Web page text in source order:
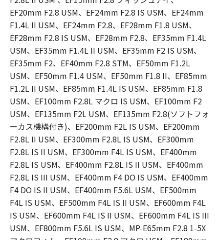
EF20mm F2.8 USM、EF24mm F2.8 IS USM、EF24mm
F1.4L II USM、EF24mm F2.8、EF28mm F1.8 USM、
EF28mm F2.8 IS USM、EF28mm F2.8、EF35mm F1.4L
USM、EF35mm F1.4L II USM、EF35mm F2 IS USM、
EF35mm F2、EF40mm F2.8 STM、EF50mm F1.2L
USM、EF50mm F1.4 USM、EF50mm F1.8 II、EF85mm
F1.2L II USM、EF85mm F1.4L IS USM、EF85mm F1.8
USM、EF100mm F2.8L マクロ IS USM、EF100mm F2
USM、EF135mm F2L USM、EF135mm F2.8(ソフトフォ
ーカス機構付き)、EF200mm F2L IS USM、EF200mm
F2.8L II USM、EF300mm F2.8L IS USM、EF300mm
F2.8L IS II USM、EF300mm F4L IS USM、EF400mm
F2.8L IS USM、EF400mm F2.8L IS II USM、EF400mm
F2.8L IS III USM、EF400mm F4 DO IS USM、EF400mm
F4 DO IS II USM、EF400mm F5.6L USM、EF500mm
F4L IS USM、EF500mm F4L IS II USM、EF600mm F4L
IS USM、EF600mm F4L IS II USM、EF600mm F4L IS III
USM、EF800mm F5.6L IS USM、MP-E65mm F2.8 1-5X